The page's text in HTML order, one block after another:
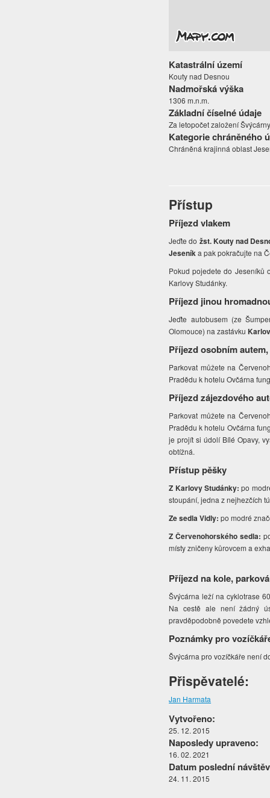
Katastrální území
Kouty nad Desnou
Nadmořská výška
1306 m.n.m.
Základní číselné údaje
Za letopočet založení
Kategorie chráněného
Chráněná krajinná oblast
Přístup
Příjezd vlakem
Jeďte do žst. Kouty nad
Jeseníka pak pokračujte na
Pokud pojedete do Jeseníků
Karlovy Studánky.
Příjezd jinou
Jeďte autobusem (ze
Olomouce) na zastávku
Příjezd osobním
Parkovat můžete na
Pradědu k hotelu Ovčárna
Příjezd zájezdového
Parkovat můžete na
Pradědu k hotelu Ovčárna
je projít si údolí Bílé Opavy,
obtížná.
Přístup pěšky
Z Karlovy Studánky: po
stoupání, jedna z nejhezčích
Ze sedla Vidly:po modré
Z Červenohorského sedla:
místy zničeny kůrovcem a
Příjezd na kole,
Švýcárna leží na cyklotrase
Na cestě ale není žádný
pravděpodobně povedete
Poznámky pro
Švýcárna pro vozíčkáře není
Přispěvatelé:
Jan Harmata
Vytvořeno:
25. 12. 2015
Naposledy upraveno:
16. 02. 2021
Datum poslední
24. 11. 2015